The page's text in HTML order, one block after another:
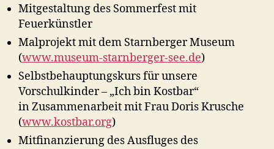
Mitgestaltung des Sommerfest mit
Feuerkünstler
Malprojekt mit dem Starnberger Museum
(www.museum-starnberger-see.de)
Selbstbehauptungskurs für unsere
Vorschulkinder – „Ich bin Kostbar“
in Zusammenarbeit mit Frau Doris Krusche
(www.kostbar.org)
Mitfinanzierung des Ausfluges des